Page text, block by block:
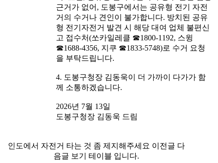
근거가 없어, 도봉구에서는 공유형 전기 자전
거의 수거나 견인이 불가합니다. 방치된 공유
형 전기자전거 발견 시 해당 대여 업체 불편신
고 접수처(쏘카일레클 ☎1800-1192, 스윙
☎1688-4356, 지쿠 ☎1833-5748)로 수거 요청
을 부탁드립니다.
4. 도봉구청장 김동욱이 더 가까이 다가가 함
께 소통하겠습니다.
2026년 7월 13일
도봉구청장 김동욱 드림
인도에서 자전거 타는 것 좀 제지해주세요 이전글 다
음글 보기 테이블 입니다.